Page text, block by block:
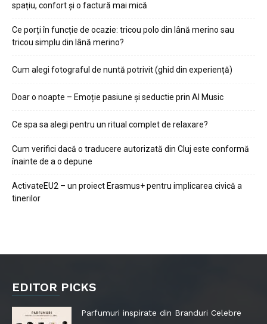
spațiu, confort și o factură mai mică
Ce porți în funcție de ocazie: tricou polo din lână merino sau
tricou simplu din lână merino?
Cum alegi fotograful de nuntă potrivit (ghid din experiență)
Doar o noapte – Emoție pasiune și seductie prin AI Music
Ce spa sa alegi pentru un ritual complet de relaxare?
Cum verifici dacă o traducere autorizată din Cluj este conformă
înainte de a o depune
ActivateEU2 – un proiect Erasmus+ pentru implicarea civică a
tinerilor
EDITOR PICKS
Parfumuri inspirate din Branduri Celebre